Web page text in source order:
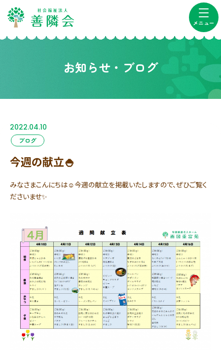
メニュー
お知らせ・ブログ
2022.04.10
ブログ
今週の献立🍚
みなさまこんにちは☺今週の献立を掲載いたしますので、ぜひご覧く
ださいませ✨